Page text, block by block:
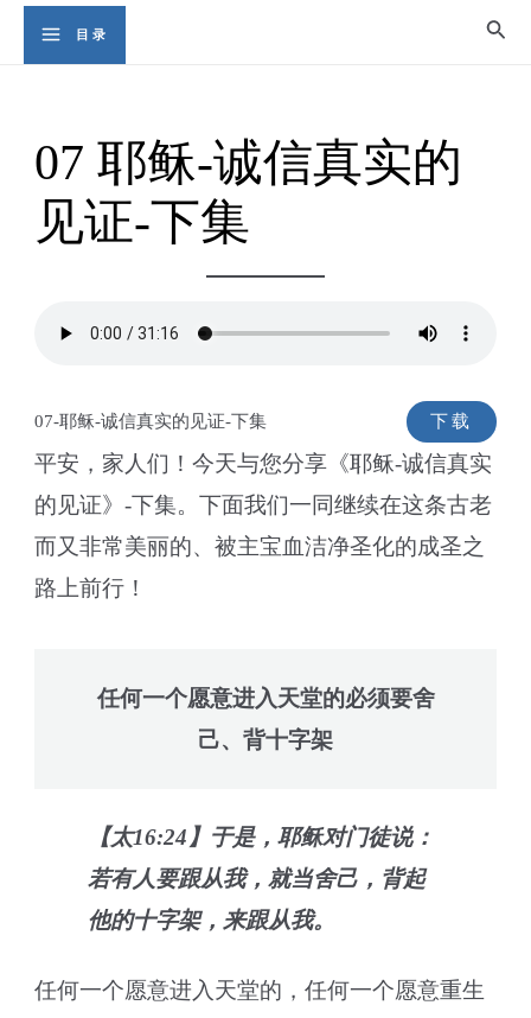
Main
目录
07 耶稣-诚信真实的
见证-下集
07-耶稣-诚信真实的见证-下集 下载
平安，家人们！今天与您分享《耶稣-诚信真实
的见证》-下集。下面我们一同继续在这条古老
而又非常美丽的、被主宝血洁净圣化的成圣之
路上前行！
任何一个愿意进入天堂的必须要舍
己、背十字架
【太16:24】于是，耶稣对门徒说：
若有人要跟从我，就当舍己，背起
他的十字架，来跟从我。
任何一个愿意进入天堂的，任何一个愿意重生